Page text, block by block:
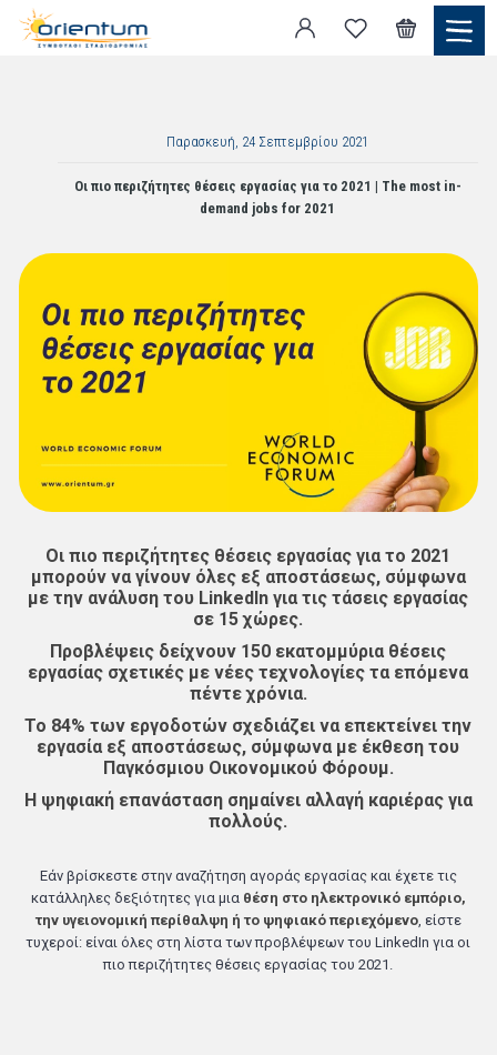
Παρασκευή, 24 Σεπτεμβρίου 2021
Οι πιο περιζήτητες θέσεις εργασίας για το 2021 | Τhe most in-
demand jobs for 2021
Οι πιο περιζήτητες θέσεις εργασίας για το 2021
μπορούν να γίνουν όλες εξ αποστάσεως, σύμφωνα
με την ανάλυση του LinkedIn για τις τάσεις εργασίας
σε 15 χώρες.
Προβλέψεις δείχνουν 150 εκατομμύρια θέσεις
εργασίας σχετικές με νέες τεχνολογίες τα επόμενα
πέντε χρόνια.
Το 84% των εργοδοτών σχεδιάζει να επεκτείνει την
εργασία εξ αποστάσεως, σύμφωνα με έκθεση του
Παγκόσμιου Οικονομικού Φόρουμ.
Η ψηφιακή επανάσταση σημαίνει αλλαγή καριέρας για
πολλούς.
Εάν βρίσκεστε στην αναζήτηση αγοράς εργασίας και έχετε τις
κατάλληλεςδεξιότητες για μια θέση στο ηλεκτρονικό εμπόριο,
την υγειονομική περίθαλψη ή το ψηφιακό περιεχόμενο, είστε
τυχεροί: είναι όλες στη λίστα των προβλέψεων του LinkedIn για οι
πιο περιζήτητες θέσεις εργασίας του 2021.